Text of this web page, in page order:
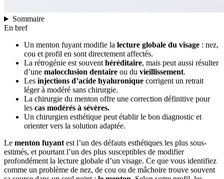
Sommaire
En bref
Un menton fuyant modifie la lecture globale du visage : nez,
cou et profil en sont directement affectés.
La rétrogénie est souvent héréditaire, mais peut aussi résulter
d’une malocclusion dentaire ou du vieillissement.
Les injections d’acide hyaluronique corrigent un retrait
léger à modéré sans chirurgie.
La chirurgie du menton offre une correction définitive pour
les cas modérés à sévères.
Un chirurgien esthétique peut établir le bon diagnostic et
orienter vers la solution adaptée.
Le menton fuyant est l’un des défauts esthétiques les plus sous-
estimés, et pourtant l’un des plus susceptibles de modifier
profondément la lecture globale d’un visage. Ce que vous identifiez
comme un problème de nez, de cou ou de mâchoire trouve souvent